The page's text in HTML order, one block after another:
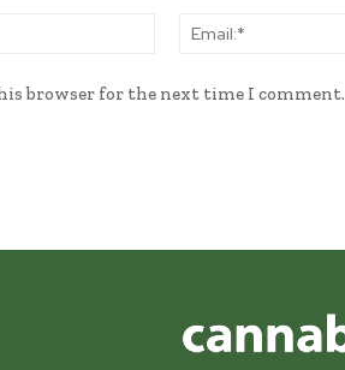
Name:*
browser for the next time I comment.